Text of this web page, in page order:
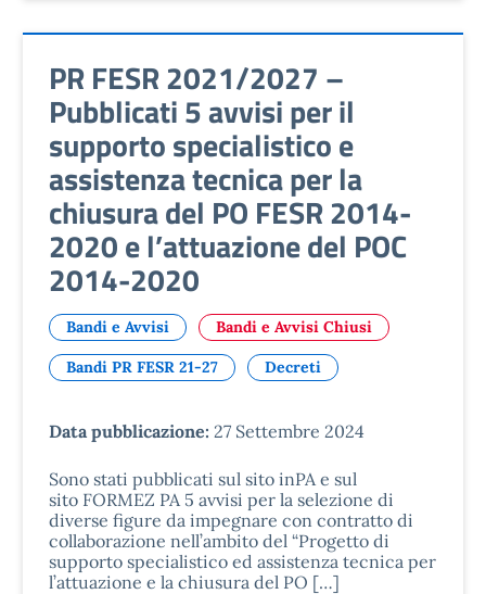
PR FESR 2021/2027 –
Pubblicati 5 avvisi per il
supporto specialistico e
assistenza tecnica per la
chiusura del PO FESR 2014-
2020 e l’attuazione del POC
2014-2020
Bandi e Avvisi Bandi e Avvisi Chiusi
Bandi PR FESR 21-27 Decreti
Data pubblicazione: 27 Settembre 2024
Sono stati pubblicati sul sito inPA e sul
sito FORMEZ PA 5 avvisi per la selezione di
diverse figure da impegnare con contratto di
collaborazione nell’ambito del “Progetto di
supporto specialistico ed assistenza tecnica per
l’attuazione e la chiusura del PO […]